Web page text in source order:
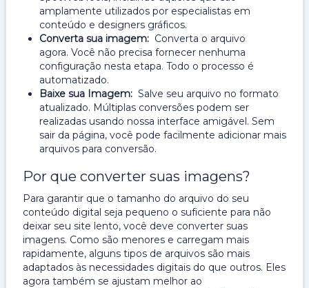
amplamente utilizados por especialistas em
conteúdo e designers gráficos.
Converta sua imagem: Converta o arquivo
agora. Você não precisa fornecer nenhuma
configuração nesta etapa. Todo o processo é
automatizado.
Baixe sua Imagem: Salve seu arquivo no formato
atualizado. Múltiplas conversões podem ser
realizadas usando nossa interface amigável. Sem
sair da página, você pode facilmente adicionar mais
arquivos para conversão.
Por que converter suas imagens?
Para garantir que o tamanho do arquivo do seu
conteúdo digital seja pequeno o suficiente para não
deixar seu site lento, você deve converter suas
imagens. Como são menores e carregam mais
rapidamente, alguns tipos de arquivos são mais
adaptados às necessidades digitais do que outros. Eles
agora também se ajustam melhor ao